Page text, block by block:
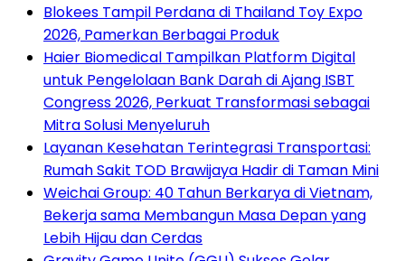
Blokees Tampil Perdana di Thailand Toy Expo
2026, Pamerkan Berbagai Produk
Haier Biomedical Tampilkan Platform Digital
untuk Pengelolaan Bank Darah di Ajang ISBT
Congress 2026, Perkuat Transformasi sebagai
Mitra Solusi Menyeluruh
Layanan Kesehatan Terintegrasi Transportasi:
Rumah Sakit TOD Brawijaya Hadir di Taman Mini
Weichai Group: 40 Tahun Berkarya di Vietnam,
Bekerja sama Membangun Masa Depan yang
Lebih Hijau dan Cerdas